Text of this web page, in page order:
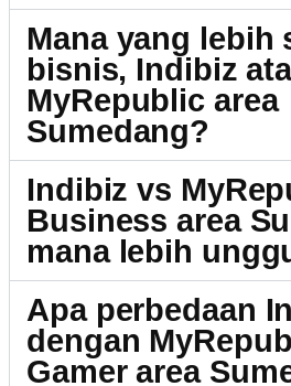
Mana yang lebih
bisnis, Indibiz
MyRepublic area
Sumedang?
Indibiz vs
Business area
mana lebih
Apa perbedaan
dengan
Gamer area